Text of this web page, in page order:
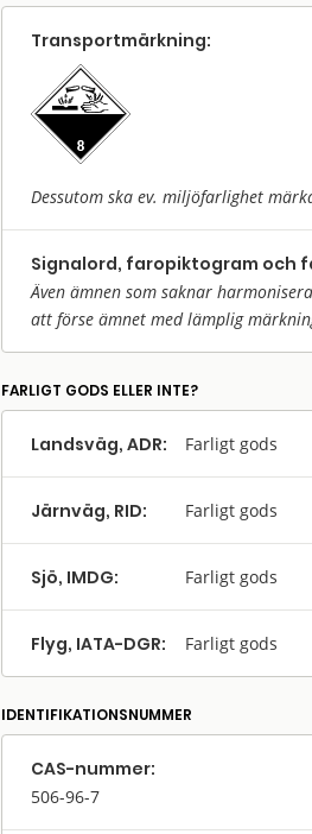
Transport­märkning:
Dessutom ska ev. miljöfarlighet
Signalord, faropiktogram och
Även ämnen som saknar
att förse ämnet med lämplig
FARLIGT GODS ELLER INTE?
Landsväg, ADR: Farligt gods
Järnväg, RID: Farligt gods
Sjö, IMDG: Farligt gods
Flyg, IATA-DGR: Farligt gods
IDENTIFIKATIONSNUMMER
CAS-nummer:
506-96-7